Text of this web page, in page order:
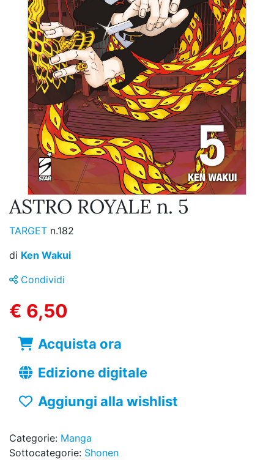
ASTRO ROYALE n. 5
TARGET n.182
di Ken Wakui
Condividi
€ 6,50
Acquista ora
Edizione digitale
Aggiungi alla wishlist
Categorie: Manga
Sottocategorie: Shonen